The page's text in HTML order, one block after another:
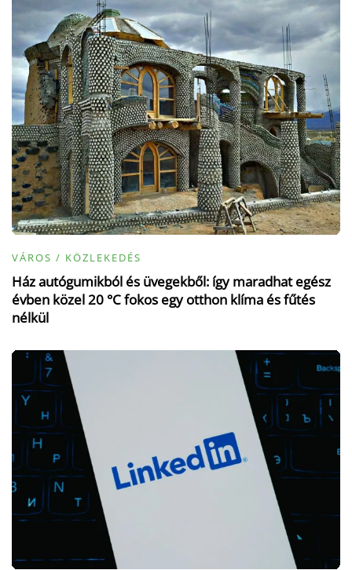
VÁROS / KÖZLEKEDÉS
Ház autógumikból és üvegekből: így maradhat egész
évben közel 20 °C fokos egy otthon klíma és fűtés
nélkül